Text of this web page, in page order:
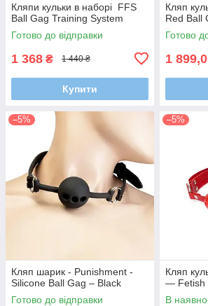
Кляпи кульки в наборі FFS
Ball Gag Training System
Готово до відправки
1 368 ₴ 1 440 ₴
Купити
Кляп
Red Ball
Готово
1
–5%
Кляп шарик - Punishment -
Silicone Ball Gag – Black
Готово до відправки
–5%
Кляп
— Fetish
В